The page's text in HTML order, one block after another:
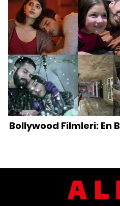
Bollywood Filmleri: En